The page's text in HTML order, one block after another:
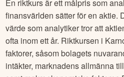
En riktkurs är ett målpris som
finansvärlden sätter för en aktie.
värde som analytiker tror att
ofta inom ett år. Riktkursen i
faktorer, såsom bolagets
intäkter, marknadens allmänna